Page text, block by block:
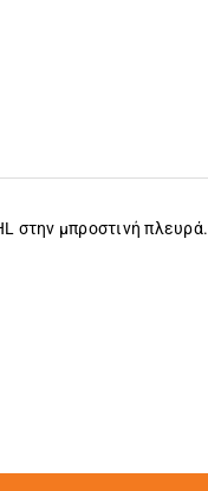
στην μπροστινή πλευρά.